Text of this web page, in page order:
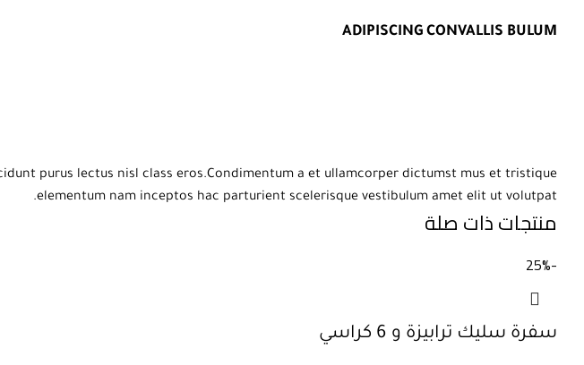
ADIPISCING CONVALLIS BULUM
purus lectus nisl class eros.Condimentum a et ullamcorper dictumst mus et tristique
elementum nam inceptos hac parturient scelerisque vestibulum amet elit ut volutpat.
منتجات ذات صلة
-25%
سفرة سليك ترابيزة و 6 كراسي